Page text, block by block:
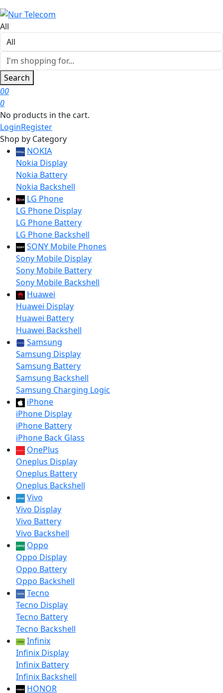
All
Search
00
0
No products in the cart.
LoginRegister
Shop by Category
NOKIA
Nokia Display
Nokia Battery
Nokia Backshell
LG Phone
LG Phone Display
LG Phone Battery
LG Phone Backshell
SONY Mobile Phones
Sony Mobile Display
Sony Mobile Battery
Sony Mobile Backshell
Huawei
Huawei Display
Huawei Battery
Huawei Backshell
Samsung
Samsung Display
Samsung Battery
Samsung Backshell
Samsung Charging Logic
iPhone
iPhone Display
iPhone Battery
iPhone Back Glass
OnePlus
Oneplus Display
Oneplus Battery
Oneplus Backshell
Vivo
Vivo Display
Vivo Battery
Vivo Backshell
Oppo
Oppo Display
Oppo Battery
Oppo Backshell
Tecno
Tecno Display
Tecno Battery
Tecno Backshell
Infinix
Infinix Display
Infinix Battery
Infinix Backshell
HONOR